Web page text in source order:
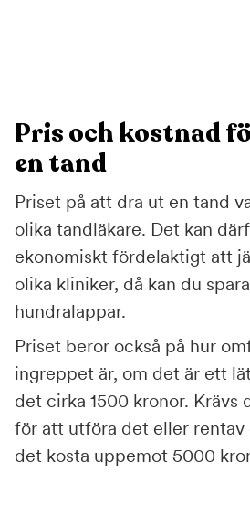
Pris och kostnad
en tand
Priset på att dra ut en tand
olika tandläkare. Det kan
ekonomiskt fördelaktigt att
olika kliniker, då kan du
hundralappar.
Priset beror också på hur
ingreppet är, om det är ett
det cirka 1500 kronor. Krävs
för att utföra det eller rentav
det kosta uppemot 5000